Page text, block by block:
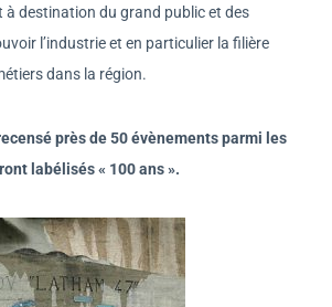
à destination du grand public et des
l’industrie et en particulier la filière
dans la région.
près de 50 évènements parmi les
labélisés « 100 ans ».